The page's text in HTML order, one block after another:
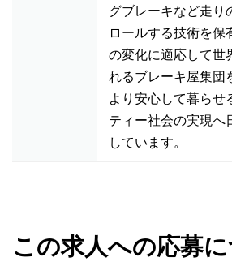
グブレーキなど走り
ロールする技術を保
の変化に適応して世
れるブレーキ屋集団
より安心して暮らせ
ティー社会の実現へ
しています。
この求人への応募